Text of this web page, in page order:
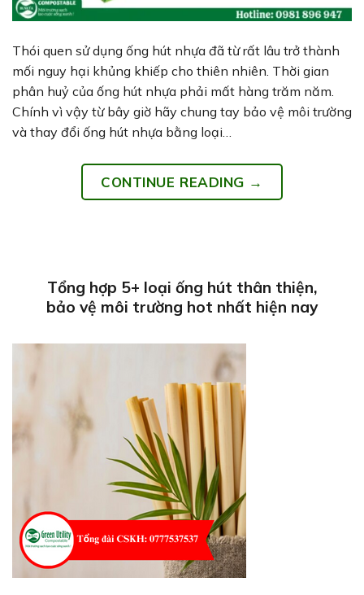
Thói quen sử dụng ống hút nhựa đã từ rất lâu trở thành
mối nguy hại khủng khiếp cho thiên nhiên. Thời gian
phân huỷ của ống hút nhựa phải mất hàng trăm năm.
Chính vì vậy từ bây giờ hãy chung tay bảo vệ môi trường
và thay đổi ống hút nhựa bằng loại…
CONTINUE READING →
Tổng hợp 5+ loại ống hút thân thiện,
bảo vệ môi trường hot nhất hiện nay